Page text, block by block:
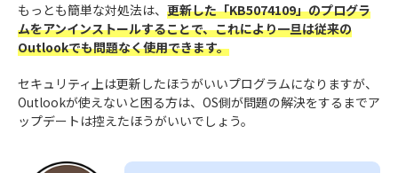
もっとも簡単な対処法は、 更新した「KB5074109」のプログラ
ムをアンインストールすることで、これにより一旦は従来の
Outlookでも問題なく使用できます。
セキュリティ上は更新したほうがいいプログラムになりますが、
Outlookが使えないと困る方は、OS側が問題の解決をするまでア
ップデートは控えたほうがいいでしょう。